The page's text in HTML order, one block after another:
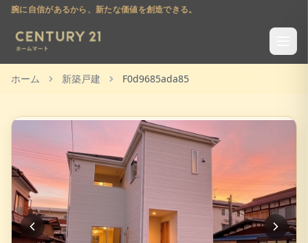
腕に自信があるから、新たな価値を創造できる。
ホーム 新築戸建 F0d9685ada85